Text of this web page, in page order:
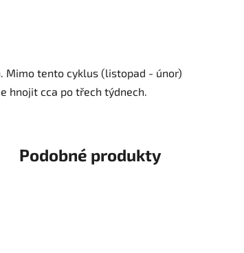
Mimo tento cyklus (listopad - únor)
hnojit cca po třech týdnech.
Podobné produkty